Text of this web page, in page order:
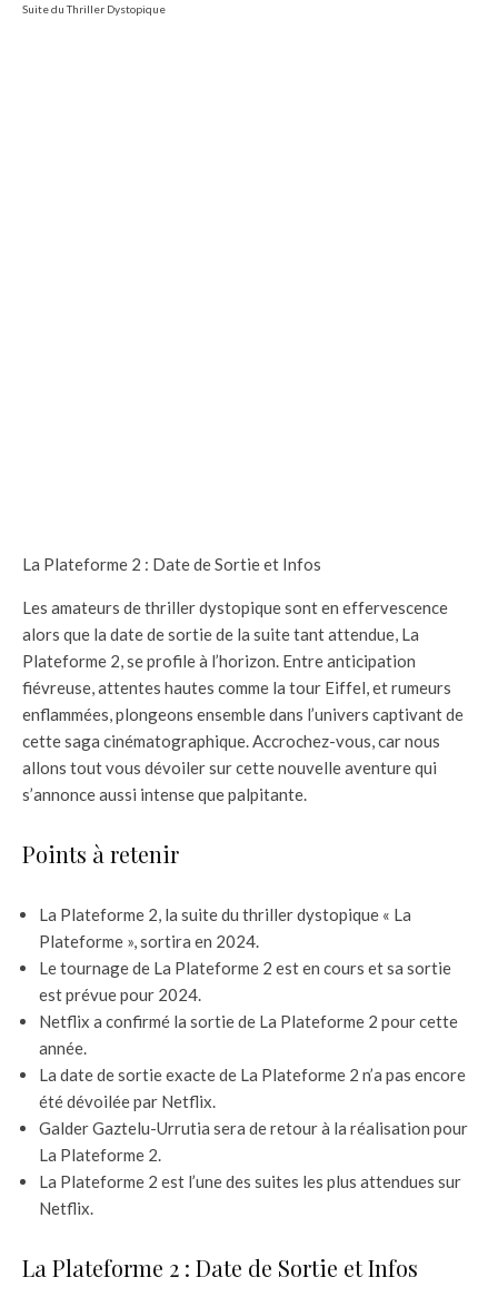
Suite du Thriller Dystopique
La Plateforme 2 : Date de Sortie et Infos
Les amateurs de thriller dystopique sont en effervescence
alors que la date de sortie de la suite tant attendue, La
Plateforme 2, se profile à l’horizon. Entre anticipation
fiévreuse, attentes hautes comme la tour Eiffel, et rumeurs
enflammées, plongeons ensemble dans l’univers captivant de
cette saga cinématographique. Accrochez-vous, car nous
allons tout vous dévoiler sur cette nouvelle aventure qui
s’annonce aussi intense que palpitante.
Points à retenir
La Plateforme 2, la suite du thriller dystopique « La
Plateforme », sortira en 2024.
Le tournage de La Plateforme 2 est en cours et sa sortie
est prévue pour 2024.
Netflix a confirmé la sortie de La Plateforme 2 pour cette
année.
La date de sortie exacte de La Plateforme 2 n’a pas encore
été dévoilée par Netflix.
Galder Gaztelu-Urrutia sera de retour à la réalisation pour
La Plateforme 2.
La Plateforme 2 est l’une des suites les plus attendues sur
Netflix.
La Plateforme 2 : Date de Sortie et Infos